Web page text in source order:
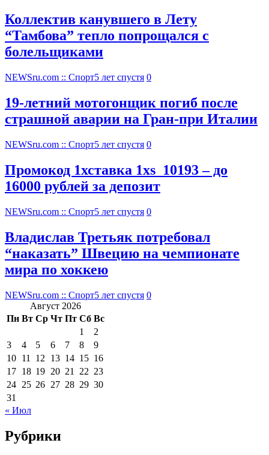
Коллектив канувшего в Лету
“Тамбова” тепло попрощался с
болельщиками
NEWSru.com :: Спорт5 лет спустя 0
19-летний мотогонщик погиб после
страшной аварии на Гран-при Италии
NEWSru.com :: Спорт5 лет спустя 0
Промокод 1хставка 1xs_10193 – до
16000 рублей за депозит
NEWSru.com :: Спорт5 лет спустя 0
Владислав Третьяк потребовал
“наказать” Швецию на чемпионате
мира по хоккею
NEWSru.com :: Спорт5 лет спустя 0
Август 2026
Пн Вт Ср Чт Пт Сб Вс
1
2
3
4 5 6 7 8
9
10 11 12 13 14 15 16
17 18 19 20 21 22 23
24 25 26 27 28 29 30
31
« Июл
Рубрики